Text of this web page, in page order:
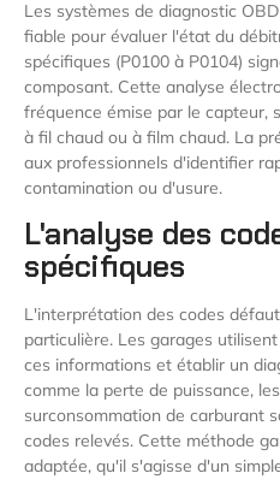
Les systèmes de diagnostic
fiable pour évaluer l'état du
spécifiques (P0100 à P0104)
composant. Cette analyse
fréquence émise par le capteur,
à fil chaud ou à film chaud. La
aux professionnels d'identifier
contamination ou d'usure.
L'analyse des
spécifiques
L'interprétation des codes
particulière. Les garages
ces informations et établir un
comme la perte de puissance,
surconsommation de carburant
codes relevés. Cette méthode
adaptée, qu'il s'agisse d'un